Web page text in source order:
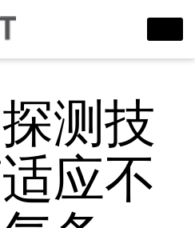
测技
应不